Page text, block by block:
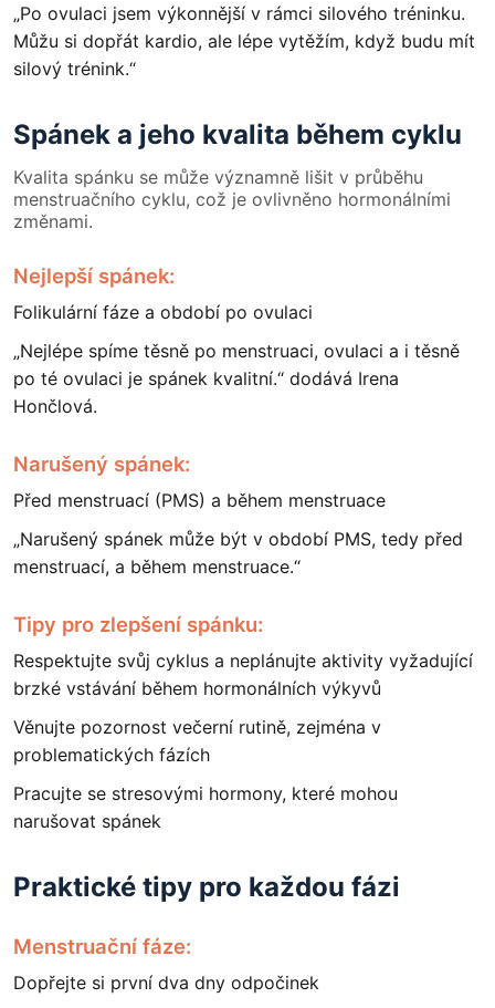
„Po ovulaci jsem výkonnější v rámci silového tréninku.
Můžu si dopřát kardio, ale lépe vytěžím, když budu mít
silový trénink.“
Spánek a jeho kvalita během cyklu
Kvalita spánku se může významně lišit v průběhu
menstruačního cyklu, což je ovlivněno hormonálními
změnami.
Nejlepší spánek:
Folikulární fáze a období po ovulaci
„Nejlépe spíme těsně po menstruaci, ovulaci a i těsně
po té ovulaci je spánek kvalitní.“ dodává Irena
Hončlová.
Narušený spánek:
Před menstruací (PMS) a během menstruace
„Narušený spánek může být v období PMS, tedy před
menstruací, a během menstruace.“
Tipy pro zlepšení spánku:
Respektujte svůj cyklus a neplánujte aktivity vyžadující
brzké vstávání během hormonálních výkyvů
Věnujte pozornost večerní rutině, zejména v
problematických fázích
Pracujte se stresovými hormony, které mohou
narušovat spánek
Praktické tipy pro každou fázi
Menstruační fáze:
Dopřejte si první dva dny odpočinek